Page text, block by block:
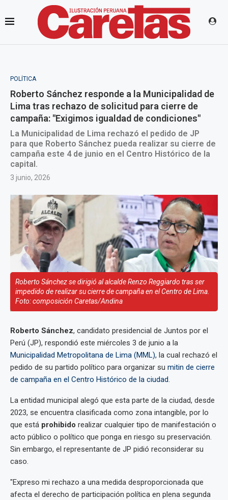
POLÍTICA
Roberto Sánchez responde a la Municipalidad de
Lima tras rechazo de solicitud para cierre de
campaña: "Exigimos igualdad de condiciones"
La Municipalidad de Lima rechazó el pedido de JP
para que Roberto Sánchez pueda realizar su cierre de
campaña este 4 de junio en el Centro Histórico de la
capital.
3 junio, 2026
Roberto Sánchez se dirigió al alcalde Renzo Reggiardo tras ser
impedido de realizar su cierre de campaña en el Centro de Lima.
Foto: composición Caretas/Andina
Roberto Sánchez, candidato presidencial de Juntos por el
Perú (JP), respondió este miércoles 3 de junio a la
Municipalidad Metropolitana de Lima (MML), la cual rechazó el
pedido de su partido político para organizar su mitin de cierre
de campaña en el Centro Histórico de la ciudad.
La entidad municipal alegó que esta parte de la ciudad, desde
2023, se encuentra clasificada como zona intangible, por lo
que está prohibido realizar cualquier tipo de manifestación o
acto público o político que ponga en riesgo su preservación.
Sin embargo, el representante de JP pidió reconsiderar su
caso.
"Expreso mi rechazo a una medida desproporcionada que
afecta el derecho de participación política en plena segunda